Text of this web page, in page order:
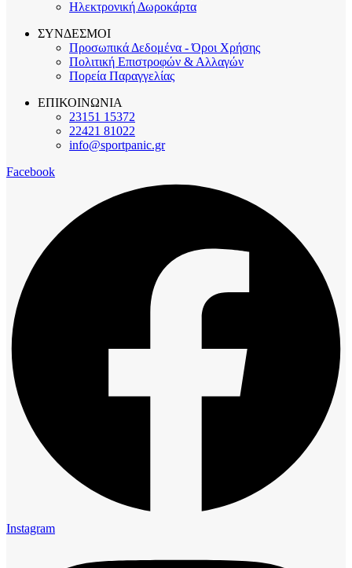
Ηλεκτρονική Δωροκάρτα
ΣΥΝΔΕΣΜΟΙ
Προσωπικά Δεδομένα - Όροι Χρήσης
Πολιτική Επιστροφών & Αλλαγών
Πορεία Παραγγελίας
ΕΠΙΚΟΙΝΩΝΙΑ
23151 15372
22421 81022
info@sportpanic.gr
Facebook
Instagram